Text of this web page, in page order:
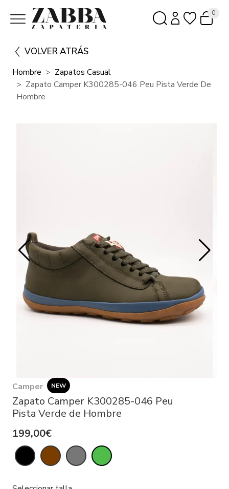
0
VOLVER ATRÁS
Hombre
Zapatos Casual
Zapato Camper K300285-046 Peu Pista Verde De
Hombre
Camper NEW
Zapato Camper K300285-046 Peu
Pista Verde de Hombre
199,00€